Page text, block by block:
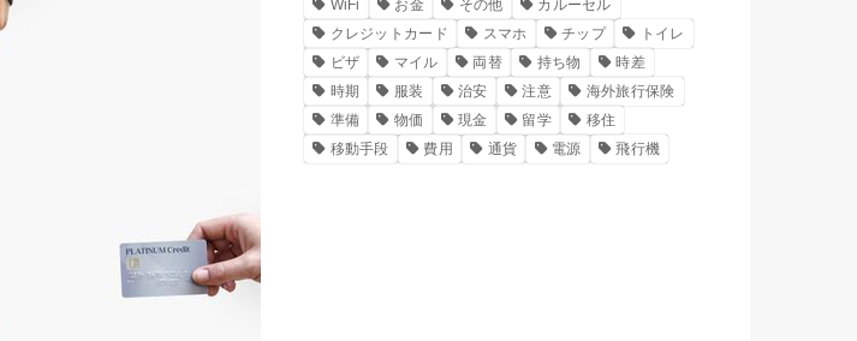
WiFi お金 その他
カルーセル
クレジットカード
スマホ チップ
トイレ
ビザ
マイル 両替 持ち物
時差
時期
服装 治安 注意
海外旅行保険
準備
物価 現金 留学
移住
移動手段
費用 通貨 電源 飛行機